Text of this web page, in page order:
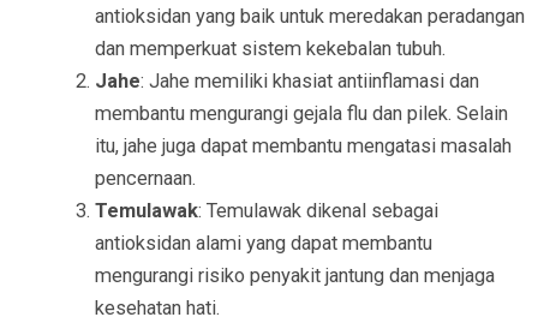
antioksidan yang baik untuk meredakan peradangan
dan memperkuat sistem kekebalan tubuh.
Jahe: Jahe memiliki khasiat antiinflamasi dan
membantu mengurangi gejala flu dan pilek. Selain
itu, jahe juga dapat membantu mengatasi masalah
pencernaan.
Temulawak: Temulawak dikenal sebagai
antioksidan alami yang dapat membantu
mengurangi risiko penyakit jantung dan menjaga
kesehatan hati.